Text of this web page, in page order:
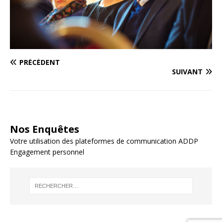
PRÉCÉDENT
SUIVANT
Nos Enquêtes
Votre utilisation des plateformes de communication ADDP
Engagement personnel